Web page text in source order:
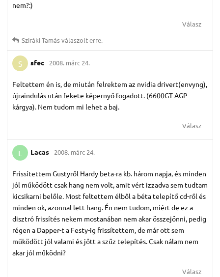
nem?:)
Válasz
Sziráki Tamásválaszolt erre.
S sfec 2008. márc 24.
Feltettem én is, de miután felrektem az nvidia drivert(envyng),
újraindulás után fekete képernyő fogadott. (6600GT AGP
kárgya). Nem tudom mi lehet a baj.
Válasz
L Lacas 2008. márc 24.
Frissítettem Gustyről Hardy beta-ra kb. három napja, és minden
jól működött csak hang nem volt, amit vért izzadva sem tudtam
kicsikarni belőle. Most feltettem élből a béta telepítő cd-ről és
minden ok, azonnal lett hang. Én nem tudom, miért de ez a
disztró frissítés nekem mostanában nem akar összejönni, pedig
régen a Dapper-t a Festy-ig frissítettem, de már ott sem
működött jól valami és jött a szűz telepítés. Csak nálam nem
akar jól működni?
Válasz